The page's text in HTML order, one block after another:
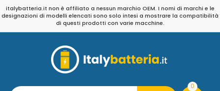
italybatteria.it non è affiliato a nessun marchio OEM. I nomi di marchi e le
designazioni di modelli elencati sono solo intesi a mostrare la compatibilità
di questi prodotti con varie macchine.
0